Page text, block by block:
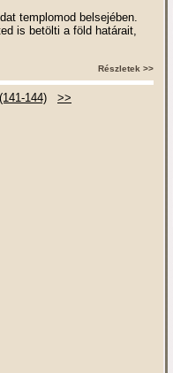
templomod belsejében.
is betölti a föld határait,
Részletek >>
(141-144) >>